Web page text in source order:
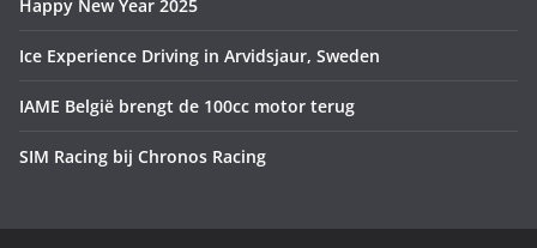
Happy New Year 2025
Ice Experience Driving in Arvidsjaur, Sweden
IAME België brengt de 100cc motor terug
SIM Racing bij Chronos Racing